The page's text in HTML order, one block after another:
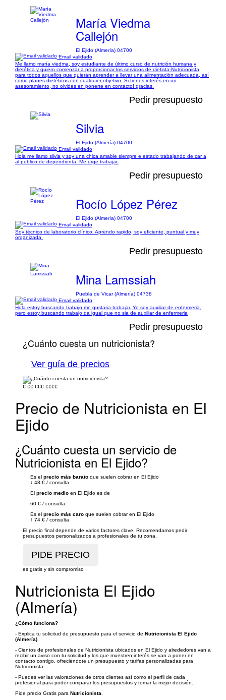
María Viedma
Callejón
El Ejido (Almería) 04700
Email validado
Me llamo maría viedma, soy estudiante de último curso de nutrición humana y
dietética y quiero comenzar a proporcionar los servicios de dietista-Nutricionista
para todos aquellos que quieran aprender a llevar una alimentación adecuada, así
como planes dietéticos con cualquier objetivo. Si tienes interés en un
asesoramiento, no olvides en ponerte en contacto! gracias.
Pedir presupuesto
Silvia
El Ejido (Almería) 04700
Email validado
Hola me llamo silvia y soy una chica amable siempre e estado trabajando de car a
al publico de dependienta. Me urge trabajar.
Pedir presupuesto
Rocío López Pérez
El Ejido (Almería) 04700
Email validado
Soy técnico de laboratorio clínico. Aprendo rapido, soy eficiente, puntual y muy
organizada.
Pedir presupuesto
Mina Lamssiah
Puebla de Vicar (Almería) 04738
Email validado
Hola estoy buscando trabajo me gustaria trabajar. Yo soy auxiliar de enfermeria,
pero estoy buscando trabajo da igual que no sia de auxiliar de enfermeria
Pedir presupuesto
¿Cuánto cuesta un nutricionista?
Ver guía de precios
€ €€ €€€ €€€€
Precio de Nutricionista en El
Ejido
¿Cuánto cuesta un servicio de
Nutricionista en El Ejido?
Es el precio más barato que suelen cobrar en El Ejido
↓ 48 € / consulta
El precio medio en El Ejido es de
60 € / consulta
Es el precio más caro que suelen cobrar en El Ejido
↑ 74 € / consulta
El precio final depende de varios factores clave. Recomendamos pedir
presupuestos personalizados a profesionales de tu zona.
es gratis y sin compromiso
Nutricionista El Ejido
(Almería)
¿Cómo funciona?
- Explica tu solicitud de presupuesto para el servicio de Nutricionista El Ejido
(Almería)
- Cientos de profesionales de Nutricionista ubicados en El Ejido y alrededores van a
recibir un aviso con tu solicitud y los que muestren interés se van a poner en
contacto contigo, ofreciéndote un presupuesto y tarifas personalizadas para
Nutricionista.
- Puedes ver las valoraciones de otros clientes así como el perfil de cada
profesional para poder comparar los presupuestos y tomar la mejor decisión.
Pide precio Gratis para Nutricionista